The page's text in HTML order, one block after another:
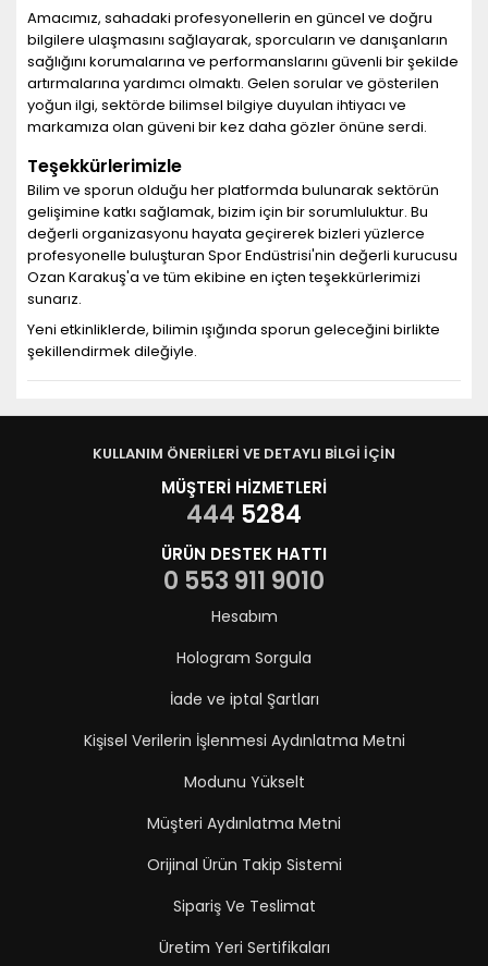
Amacımız, sahadaki profesyonellerin en güncel ve doğru
bilgilere ulaşmasını sağlayarak, sporcuların ve danışanların
sağlığını korumalarına ve performanslarını güvenli bir şekilde
artırmalarına yardımcı olmaktı. Gelen sorular ve gösterilen
yoğun ilgi, sektörde bilimsel bilgiye duyulan ihtiyacı ve
markamıza olan güveni bir kez daha gözler önüne serdi.
Teşekkürlerimizle
Bilim ve sporun olduğu her platformda bulunarak sektörün
gelişimine katkı sağlamak, bizim için bir sorumluluktur. Bu
değerli organizasyonu hayata geçirerek bizleri yüzlerce
profesyonelle buluşturan Spor Endüstrisi'nin değerli kurucusu
Ozan Karakuş'a ve tüm ekibine en içten teşekkürlerimizi
sunarız.
Yeni etkinliklerde, bilimin ışığında sporun geleceğini birlikte
şekillendirmek dileğiyle.
KULLANIM ÖNERİLERİ VE DETAYLI BİLGİ İÇİN
MÜŞTERİ HİZMETLERİ
444 5284
ÜRÜN DESTEK HATTI
0 553 911 9010
Hesabım
Hologram Sorgula
İade ve iptal Şartları
Kişisel Verilerin İşlenmesi Aydınlatma Metni
Modunu Yükselt
Müşteri Aydınlatma Metni
Orijinal Ürün Takip Sistemi
Sipariş Ve Teslimat
Üretim Yeri Sertifikaları